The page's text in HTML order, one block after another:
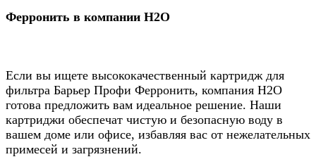
Ферронить в компании Н2О
Если вы ищете высококачественный картридж для
фильтра Барьер Профи Ферронить, компания Н2О
готова предложить вам идеальное решение. Наши
картриджи обеспечат чистую и безопасную воду в
вашем доме или офисе, избавляя вас от нежелательных
примесей и загрязнений.